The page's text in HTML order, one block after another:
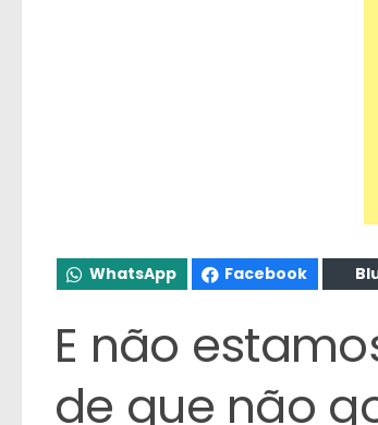
WhatsApp Facebook
E não
de que não